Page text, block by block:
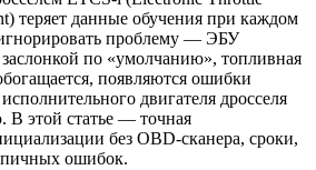
теряет данные обучения при каждом
проблему — ЭБУ
по «умолчанию», топливная
появляются ошибки
двигателя дросселя
В этой статье — точная
без OBD-сканера, сроки,
ошибок.